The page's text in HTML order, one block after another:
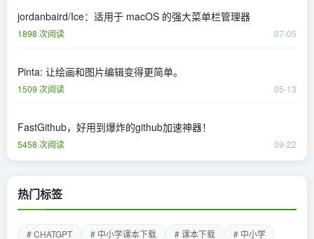
jordanbaird/Ice：适用于 macOS 的强大菜单栏管理器
1898 次阅读 07-05
Pinta: 让绘画和图片编辑变得更简单。
1509 次阅读 05-13
FastGithub，好用到爆炸的github加速神器！
5458 次阅读 09-22
热门标签
# CHATGPT # 中小学课本下载 # 课本下载
# 中小学